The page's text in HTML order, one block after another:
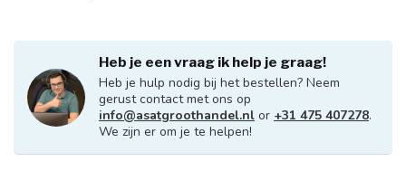
Heb je een vraag ik help je graag!
Heb je hulp nodig bij het bestellen? Neem
gerust contact met ons op
info@asatgroothandel.nl or +31 475 407278.
We zijn er om je te helpen!